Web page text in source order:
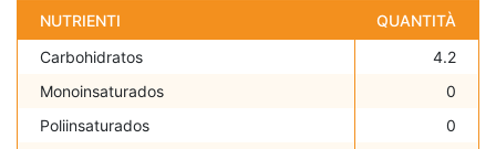
NUTRIENTI
QUANTITÀ
Carbohidratos
4.2
Monoinsaturados
0
Poliinsaturados
0